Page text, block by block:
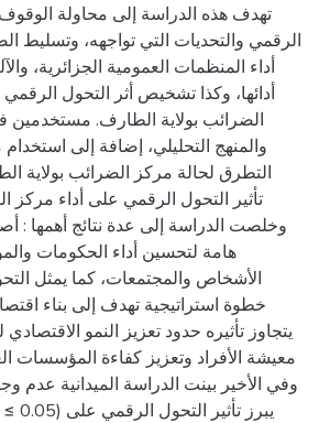
تهدف هذه الدراسة إلى محاولة
الرقمي والتحديات التي تواجهه،
أداء المنظمات العمومية الجزائرية،
أدائها، وكذا تشخيص أثر التحول
الضرائب بولاية الطارف. مستخدمين
والمنهج التحليلي، إضافة إلى
التطرق لحالة مركز الضرائب بولاية
تأثير التحول الرقمي على أداء مركز
وخلصت الدراسة إلى عدة نتائج أهمها :
هامة لتحسين أداء الحكومات
الأشخاص والمجتمعات، كما يمثل
خطوة استراتيجية تهدف إلى بناء
يتجاوز تأثيره حدود تعزيز النمو
معيشة الأفراد وتعزيز كفاءة المؤسسات
وفي الأخير بينت الدراسة الميدانية عدم